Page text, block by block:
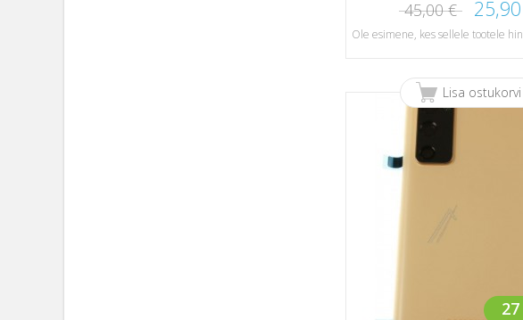
45,00 €
Ole esimene, kes sellele tootele
Lisa ostukorvi